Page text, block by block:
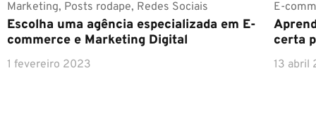
Marketing, Posts rodape, Redes Sociais
Escolha uma agência especializada em E-
commerce e Marketing Digital
1 fevereiro 2023
E-
certa
13 abril